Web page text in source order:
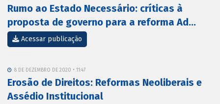
Rumo ao Estado Necessário: críticas à
proposta de governo para a reforma Ad...
Acessar publicação
8 DE DEZEMBRO DE 2020 • 11:47
Erosão de Direitos: Reformas Neoliberais e
Assédio Institucional